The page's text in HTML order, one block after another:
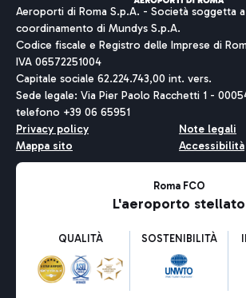
Aeroporti di Roma S.p.A. - Società soggetta
coordinamento di Mundys S.p.A.
Codice fiscale e Registro delle Imprese di
IVA 06572251004
Capitale sociale 62.224.743,00 int. vers.
Sede legale: Via Pier Paolo Racchetti 1 -
telefono +39 06 65951
Privacy policy
Note legali
Mappa sito
Accessibilità
Roma FCO
L'aeroporto stellato
QUALITÀ SOSTENIBILITÀ